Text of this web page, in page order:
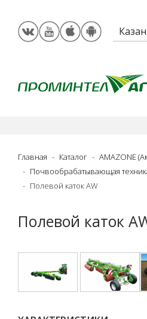
Главная Каталог
AMAZONE
Почвообрабатывающая
Полевой каток AW
Полевой каток